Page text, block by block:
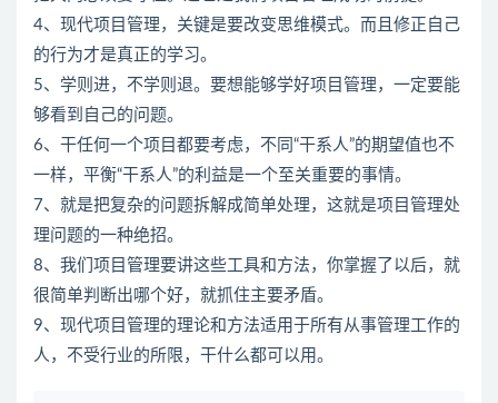
4、现代项目管理，关键是要改变思维模式。而且修正自己
的行为才是真正的学习。
5、学则进，不学则退。要想能够学好项目管理，一定要能
够看到自己的问题。
6、干任何一个项目都要考虑，不同“干系人”的期望值也不
一样，平衡“干系人”的利益是一个至关重要的事情。
7、就是把复杂的问题拆解成简单处理，这就是项目管理处
理问题的一种绝招。
8、我们项目管理要讲这些工具和方法，你掌握了以后，就
很简单判断出哪个好，就抓住主要矛盾。
9、现代项目管理的理论和方法适用于所有从事管理工作的
人，不受行业的所限，干什么都可以用。